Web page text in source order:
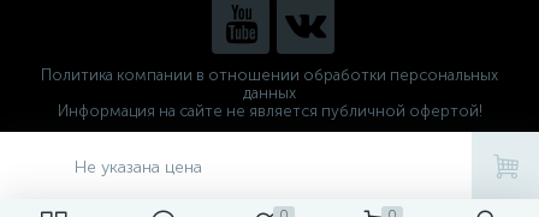
Не указана цена
Политика компании в отношении обработки персональных
данных
Информация на сайте не является публичной офертой!